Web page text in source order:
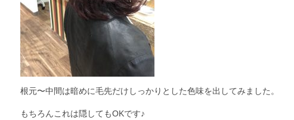
根元〜中間は暗めに毛先だけしっかりとした色味を出してみました。
もちろんこれは隠してもOKです♪